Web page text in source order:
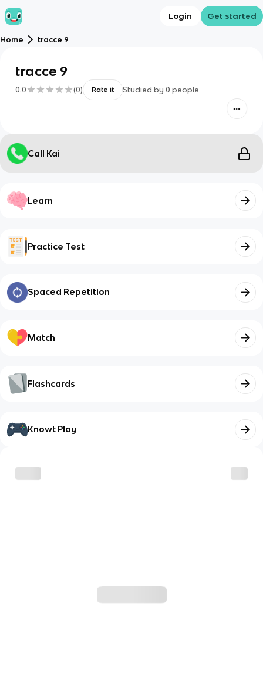
Login Get started
Home tracce 9
tracce 9
0.0 (0) Rate it Studied by 0 people
Call Kai
Learn
Practice Test
Spaced Repetition
Match
Flashcards
Knowt Play